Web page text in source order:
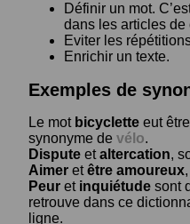
Définir un mot.
dans les articles de
Eviter les
Enrichir un texte.
Exemples de
Le mot bicyclette eut
synonyme de vélo.
Dispute etaltercation,
Aimer etêtre amoureux
Peur et inquiétude sont
retrouve dans ce
ligne.